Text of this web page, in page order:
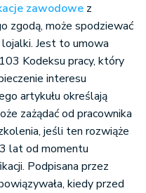
zawodowe z
zgodą, może spodziewać
Jest to umowa
Kodeksu pracy, który
interesu
artykułu określają
zażądać od pracownika
jeśli ten rozwiąże
lat od momentu
Podpisana przez
kiedy przed